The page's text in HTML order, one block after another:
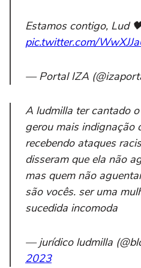
Estamos contigo, Lud
pic.twitter.com/
— Portal IZA
A ludmilla ter cantado
gerou mais indignação
recebendo ataques
disseram que ela não
mas quem não
são vocês. ser uma
sucedida incomoda
— jurídico ludmilla
2023